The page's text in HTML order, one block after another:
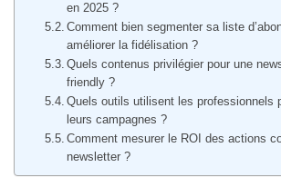
en 2025 ?
Comment bien segmenter sa liste
améliorer la fidélisation ?
Quels contenus privilégier pour une
friendly ?
Quels outils utilisent les professionnels
leurs campagnes ?
Comment mesurer le ROI des actions
newsletter ?